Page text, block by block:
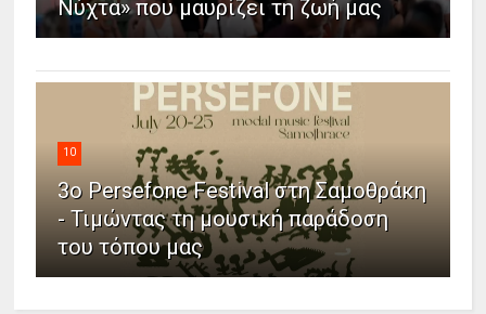
Νύχτα» που μαυρίζει τη ζωή μας
10
3ο Persefone Festival στη Σαμοθράκη
- Τιμώντας τη μουσική παράδοση
του τόπου μας